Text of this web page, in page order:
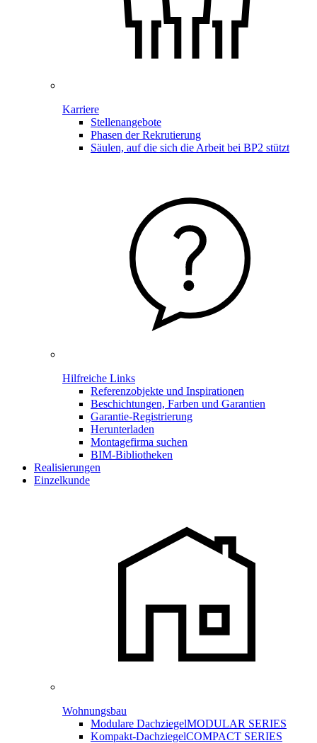
Karriere
Stellenangebote
Phasen der Rekrutierung
Säulen, auf die sich die Arbeit bei BP2 stützt
Hilfreiche Links
Referenzobjekte und Inspirationen
Beschichtungen, Farben und Garantien
Garantie-Registrierung
Herunterladen
Montagefirma suchen
BIM-Bibliotheken
Realisierungen
Einzelkunde
Wohnungsbau
Modulare DachziegelMODULAR SERIES
Kompakt-DachziegelCOMPACT SERIES